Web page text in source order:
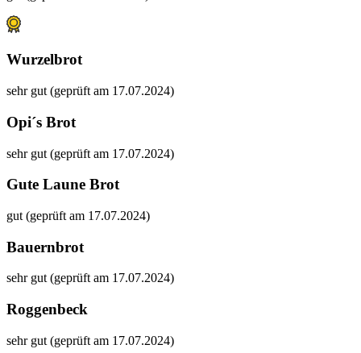
Wurzelbrot
sehr gut (geprüft am 17.07.2024)
Opi´s Brot
sehr gut (geprüft am 17.07.2024)
Gute Laune Brot
gut (geprüft am 17.07.2024)
Bauernbrot
sehr gut (geprüft am 17.07.2024)
Roggenbeck
sehr gut (geprüft am 17.07.2024)